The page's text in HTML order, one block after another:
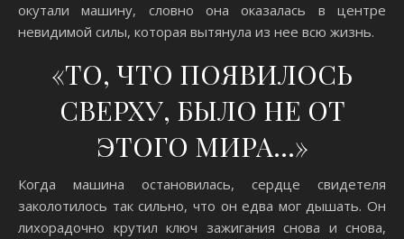
окутали машину, словно она оказалась в центре
невидимой силы, которая вытянула из нее всю жизнь.
«ТО, ЧТО ПОЯВИЛОСЬ
СВЕРХУ, БЫЛО НЕ ОТ
ЭТОГО МИРА…»
Когда машина остановилась, сердце свидетеля
заколотилось так сильно, что он едва мог дышать. Он
лихорадочно крутил ключ зажигания снова и снова,